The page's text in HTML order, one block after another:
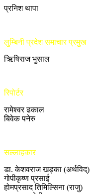
प्रनिश थापा
लुम्बिनी प्रदेश समाचार प्रमुख
ऋिषिराज भुसाल
रिपोर्टर
रामेश्वर ढकाल
बिवेक पनेरु
सल्लाहकार
डा. केशवराज खड्का (अर्थविद्)
गोपीकृष्ण प्रसाई
होमप्रसाद तिमिल्सिना (राजु)